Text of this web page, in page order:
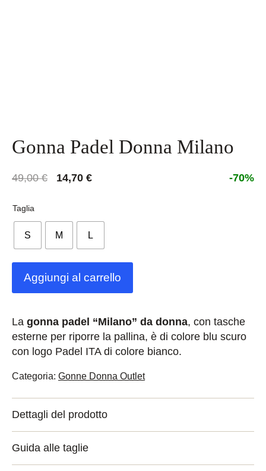
Gonna Padel Donna Milano
49,00 €
Il
era:
49,00 €.
14,70 €Il
è:
14,70 €.
-70%
Taglia
S M L
Aggiungi al carrello
La gonna padel “Milano” da donna, con tasche
esterne per riporre la pallina, è di colore blu scuro
con logo Padel ITA di colore bianco.
Categoria: Gonne Donna Outlet
Dettagli del prodotto
Guida alle taglie